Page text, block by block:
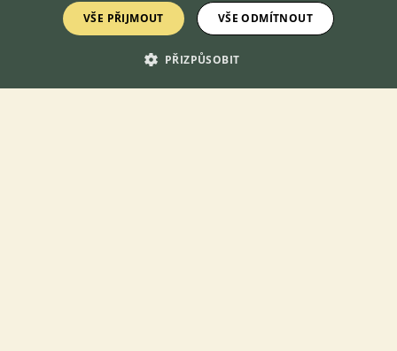
Zobrazit více diskusí
VŠE PŘIJMOUT VŠE ODMÍTNOUT
PŘIZPŮSOBIT